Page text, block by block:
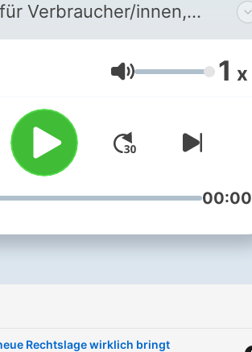
für Verbraucher/innen,
Konsum und
Gesellschaft - darum geht es
in "help". Auf help.ORF.at
bietet die
Konsumentenredaktion
aktuelle Meldungen,
Testberichte und
Volume 1 x
00:00
Rechtslage wirklich bringt